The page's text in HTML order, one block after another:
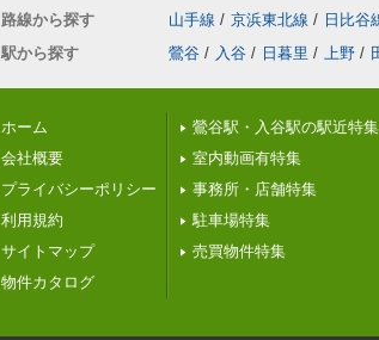
路線から探す
山手線 / 京浜東北線 / 日比谷
駅から探す
鶯谷 / 入谷 / 日暮里 / 上野 /
ホーム
会社概要
プライバシーポリシー
利用規約
サイトマップ
物件カタログ
鶯谷駅・入谷駅の駅近特集
室内動画有特集
事務所・店舗特集
駐車場特集
売買物件特集